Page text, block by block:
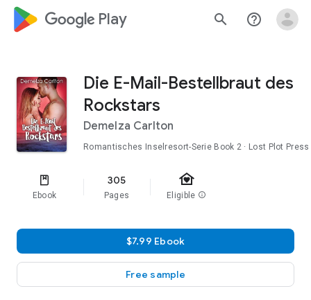
google_logo Play search help_outline
Die E-Mail-Bestellbraut des
Rockstars
Demelza Carlton
Romantisches Inselresort-Serie Book 2 · Lost Plot Press
Ebook
305
Pages
family_home
Eligible info
$7.99 Ebook
Free sample